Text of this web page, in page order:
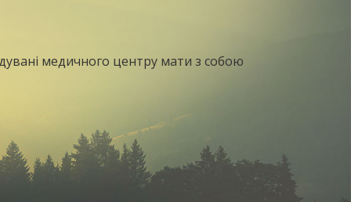
медичного центру мати з собою